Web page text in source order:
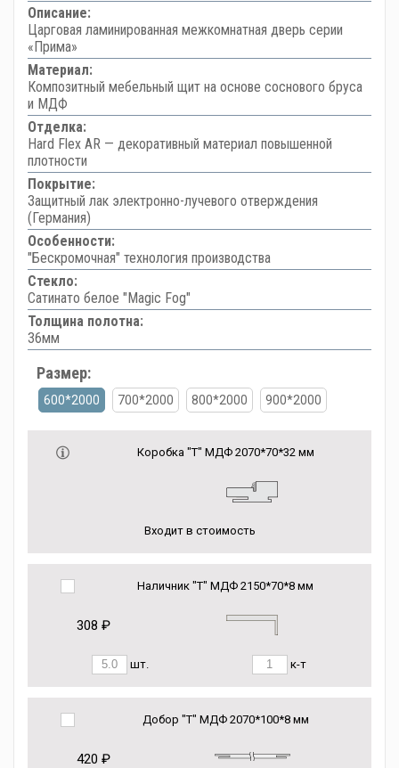
Описание:
Царговая ламинированная межкомнатная дверь серии
«Прима»
Материал:
Композитный мебельный щит на основе соснового бруса
и МДФ
Отделка:
Hard Flex AR — декоративный материал повышенной
плотности
Покрытие:
Защитный лак электронно-лучевого отверждения
(Германия)
Особенности:
"Бескромочная" технология производства
Стекло:
Сатинато белое "Magic Fog"
Толщина полотна:
36мм
Размер:
600*2000 700*2000 800*2000 900*2000
Коробка "Т" МДФ 2070*70*32 мм
Входит в стоимость
Наличник "Т" МДФ 2150*70*8 мм
308 ₽
шт. к-т
Добор "Т" МДФ 2070*100*8 мм
420 ₽